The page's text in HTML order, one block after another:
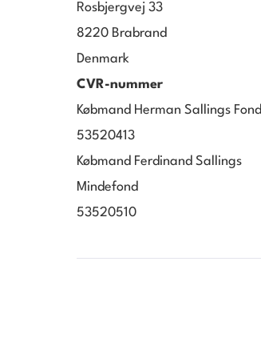
Rosbjergvej 33
8220 Brabrand
Denmark
CVR-nummer
Købmand Herman Sallings Fond
53520413
Købmand Ferdinand Sallings
Mindefond
53520510